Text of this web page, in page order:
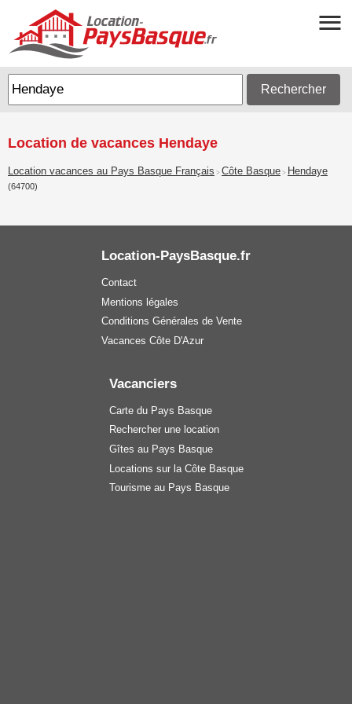
Rechercher
Location de vacances Hendaye
Location vacances au Pays Basque Français > Côte Basque > Hendaye
(64700)
Location-PaysBasque.fr
Contact
Mentions légales
Conditions Générales de Vente
Vacances Côte D'Azur
Vacanciers
Carte du Pays Basque
Rechercher une location
Gîtes au Pays Basque
Locations sur la Côte Basque
Tourisme au Pays Basque